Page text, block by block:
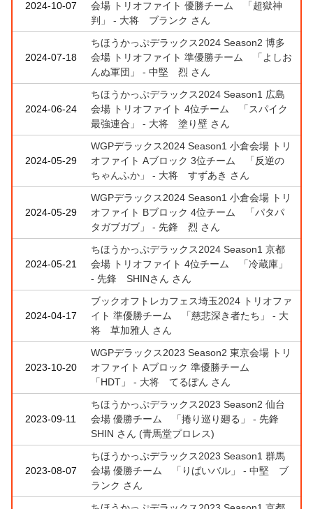
2024-10-07
会場 トリオファイト 優勝チーム 「超獄神
判」 - 大将 ブランク さん
2024-07-18
ちほうかっぷデラックス2024 Season2 博多
会場 トリオファイト 準優勝チーム 「よしお
んぬ軍団」 - 中堅 烈 さん
2024-06-24
ちほうかっぷデラックス2024 Season1 広島
会場 トリオファイト 4位チーム 「スパイク
最強連合」 - 大将 塗り壁 さん
2024-05-29
WGPデラックス2024 Season1 小倉会場 トリ
オファイト Aブロック 3位チーム 「反逆の
ちゃんふか」 - 大将 すずあき さん
2024-05-29
WGPデラックス2024 Season1 小倉会場 トリ
オファイト Bブロック 4位チーム 「パタパ
タガブガブ」 - 先鋒 烈 さん
2024-05-21
ちほうかっぷデラックス2024 Season1 京都
会場 トリオファイト 4位チーム 「冷蔵庫」
- 先鋒 SHINさん さん
2024-04-17
ブックオフトレカフェス埼玉2024 トリオファ
イト 準優勝チーム 「慈悲深き者たち」 - 大
将 草加雅人 さん
2023-10-20
WGPデラックス2023 Season2 東京会場 トリ
オファイト Aブロック 準優勝チーム
「HDT」 - 大将 てるぽん さん
2023-09-11
ちほうかっぷデラックス2023 Season2 仙台
会場 優勝チーム 「捲り巡り廻る」 - 先鋒
SHIN さん (青馬堂プロレス)
2023-08-07
ちほうかっぷデラックス2023 Season1 群馬
会場 優勝チーム 「りばいバル」 - 中堅 ブ
ランク さん